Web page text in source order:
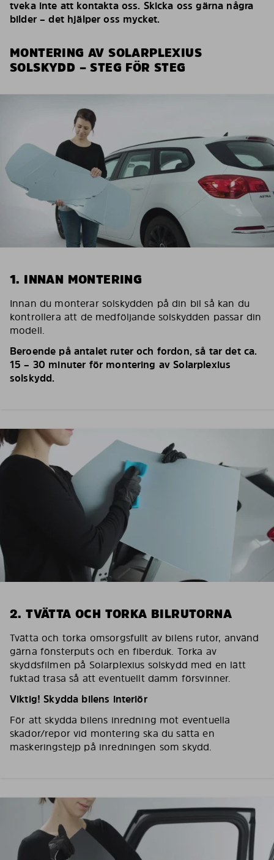
tveka inte att kontakta oss. Skicka oss gärna några
bilder – det hjälper oss mycket.
MONTERING AV SOLARPLEXIUS
SOLSKYDD – STEG FÖR STEG
1. INNAN MONTERING
Innan du monterar solskydden på din bil så kan du
kontrollera att de medföljande solskydden passar din
modell.
Beroende på antalet ruter och fordon, så tar det ca.
15 – 30 minuter för montering av Solarplexius
solskydd.
2. TVÄTTA OCH TORKA BILRUTORNA
Tvätta och torka omsorgsfullt av bilens rutor, använd
gärna fönsterputs och en fiberduk. Torka av
skyddsfilmen på Solarplexius solskydd med en lätt
fuktad trasa så att eventuellt damm försvinner.
Viktig! Skydda bilens interiör
För att skydda bilens inredning mot eventuella
skador/repor vid montering ska du sätta en
maskeringstejp på inredningen som skydd.